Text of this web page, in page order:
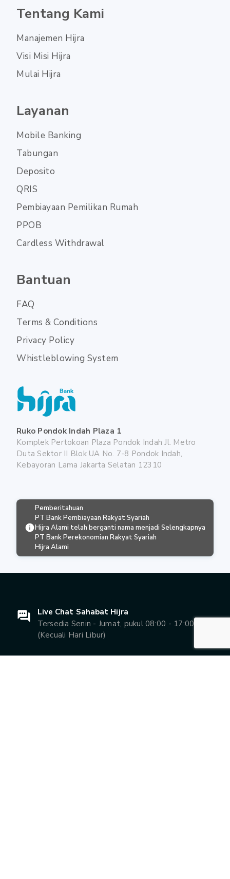
Ruko Pondok Indah Plaza 1
Komplek Pertokoan Plaza Pondok Indah Jl. Metro
Duta Sektor II Blok UA No. 7-8 Pondok Indah,
Kebayoran Lama Jakarta Selatan 12310
Tentang Kami
Manajemen Hijra
Visi Misi Hijra
Mulai Hijra
Layanan
Mobile Banking
Tabungan
Deposito
QRIS
Pembiayaan Pemilikan Rumah
PPOB
Cardless Withdrawal
Bantuan
FAQ
Terms & Conditions
Privacy Policy
Whistleblowing System
Pemberitahuan
PT Bank Pembiayaan Rakyat Syariah
Hijra Alami telah berganti nama menjadi
PT Bank Perekonomian Rakyat Syariah
Hijra Alami
Selengkapnya
Live Chat Sahabat Hijra
Tersedia Senin - Jumat, pukul 08:00 - 17:00 WIB
(Kecuali Hari Libur)